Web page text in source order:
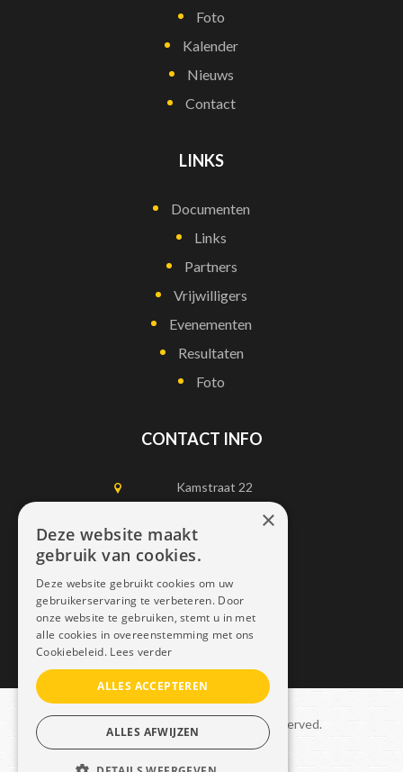
Foto
Kalender
Nieuws
Contact
LINKS
Documenten
Links
Partners
Vrijwilligers
Evenementen
Resultaten
Foto
CONTACT INFO
Kamstraat 22
1750 Lennik
0497452898
info@dais.be
Copyright © 2021 Dais. All rights reserved.
Sitemap–GDPR
×
Deze website maakt
gebruik van cookies.
Deze website gebruikt cookies om uw
gebruikerservaring te verbeteren. Door
onze website te gebruiken, stemt u in met
alle cookies in overeenstemming met ons
Cookiebeleid. Lees verder
ALLES ACCEPTEREN
ALLES AFWIJZEN